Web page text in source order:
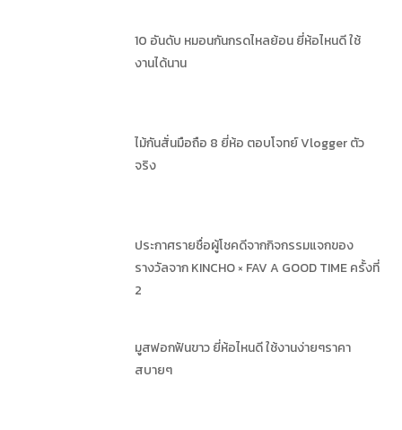
10 อันดับ หมอนกันกรดไหลย้อน ยี่ห้อไหนดี ใช้
งานได้นาน
ไม้กันสั่นมือถือ 8 ยี่ห้อ ตอบโจทย์ Vlogger ตัว
จริง
ประกาศรายชื่อผู้โชคดีจากกิจกรรมแจกของ
รางวัลจาก KINCHO × FAV A GOOD TIME ครั้งที่
2
มูสฟอกฟันขาว ยี่ห้อไหนดี ใช้งานง่ายๆราคา
สบายๆ